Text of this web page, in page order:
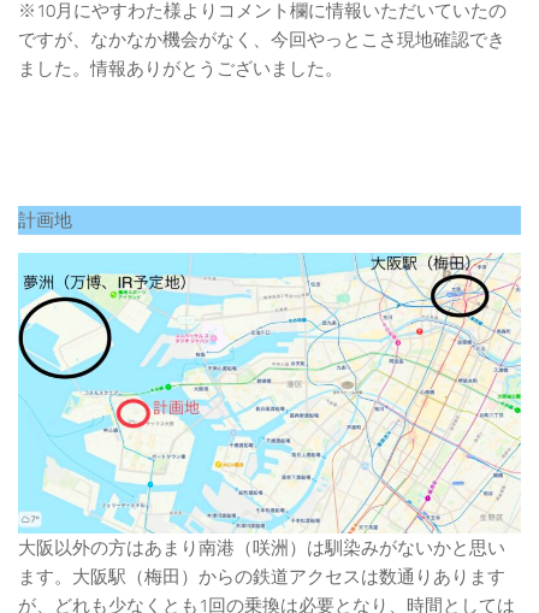
※10月にやすわた様よりコメント欄に情報いただいていたの
ですが、なかなか機会がなく、今回やっとこさ現地確認でき
ました。情報ありがとうございました。
計画地
大阪以外の方はあまり南港（咲洲）は馴染みがないかと思い
ます。大阪駅（梅田）からの鉄道アクセスは数通りあります
が、どれも少なくとも1回の乗換は必要となり、時間としては